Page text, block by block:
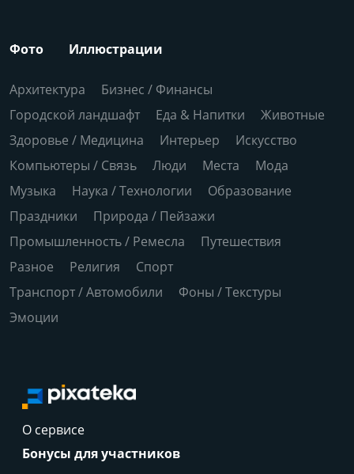
Фото Иллюстрации
Архитектура
Бизнес / Финансы
Городской ландшафт
Еда & Напитки
Животные
Здоровье / Медицина
Интерьер
Искусство
Компьютеры / Связь
Люди Места
Мода
Музыка
Наука / Технологии
Образование
Праздники
Природа / Пейзажи
Промышленность / Ремесла
Путешествия
Разное
Религия
Спорт
Транспорт / Автомобили
Фоны / Текстуры
Эмоции
О сервисе
Бонусы для участников